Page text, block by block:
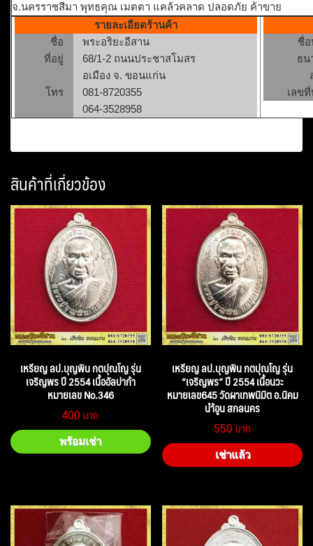
จ.นครราชสีมา พุทธคุณ เมตตา แคล้วคลาด ปลอดภัย ค้าขาย
รายละเอียดร้านค้า
ชื่อ
พระอริยะอีสาน
ที่อยู่
68/1-2 ถนนประชาสโมสร
อเมือง จ. ขอนแก่น
โทร
081-8720355
064-3528958
ชื่
ธน
เลข
สินค้าที่เกี่ยวข้อง
เหรียญ ลป.บุญพิน กตปุณโญ รุ่น
เจริญพร ปี 2554 เนื้ออัลปาก้า
หมายเลข No.346
400
พร้อมเช่า
เหรียญ ลป.บุญพิน กตปุณโญ รุ่น
“เจริญพร” ปี 2554 เนื้อนวะ
หมายเลข645 วัดผาเทพนิมิต อ.นิคม
นำ้อูน สกลนคร
550
เช่าแล้ว